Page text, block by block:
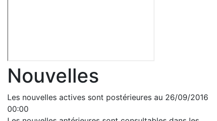
Nouvelles
Les nouvelles actives sont postérieures au 26/09/2016
00:00